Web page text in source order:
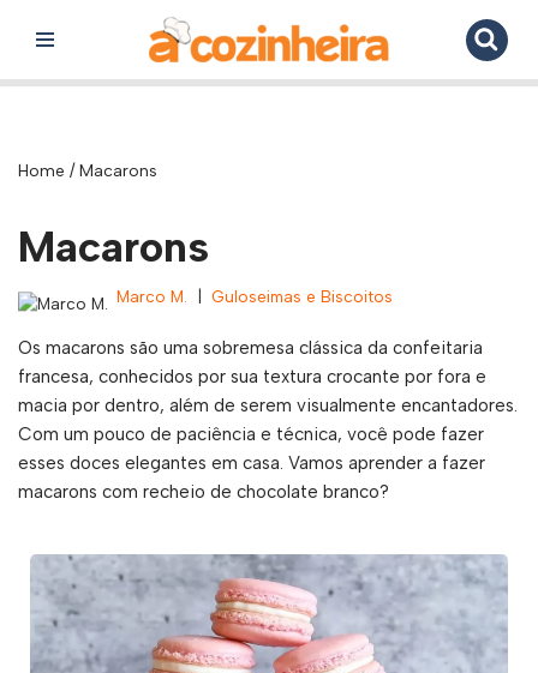
para
Home /Macarons
Macarons
Marco M. Guloseimas e Biscoitos
Os macarons são uma sobremesa clássica da confeitaria
francesa, conhecidos por sua textura crocante por fora e
macia por dentro, além de serem visualmente encantadores.
Com um pouco de paciência e técnica, você pode fazer
esses doces elegantes em casa. Vamos aprender a fazer
macarons com recheio de chocolate branco?